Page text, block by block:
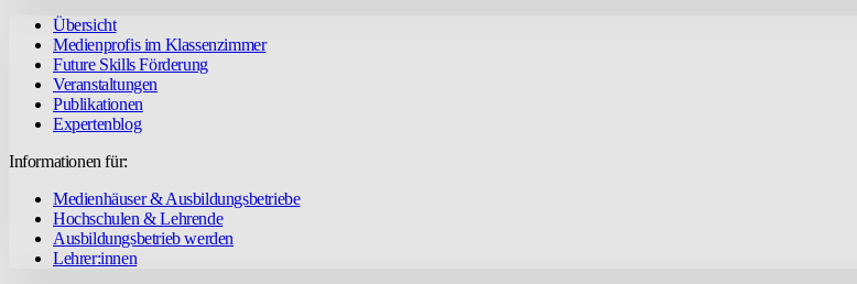
Übersicht
Medienprofis im Klassenzimmer
Future Skills Förderung
Veranstaltungen
Publikationen
Expertenblog
Informationen für:
Medienhäuser & Ausbildungsbetriebe
Hochschulen & Lehrende
Ausbildungsbetrieb werden
Lehrer:innen